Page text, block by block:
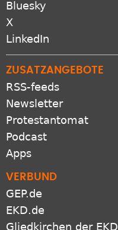
Bluesky
X
LinkedIn
ZUSATZANGEBOTE
RSS-feeds
Newsletter
Protestantomat
Podcast
Apps
VERBUND
GEP.de
EKD.de
Gliedkirchen der EKD